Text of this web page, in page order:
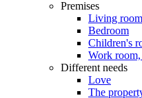
Premises
Living room
Bedroom
Children's
Work
Different needs
Love
The